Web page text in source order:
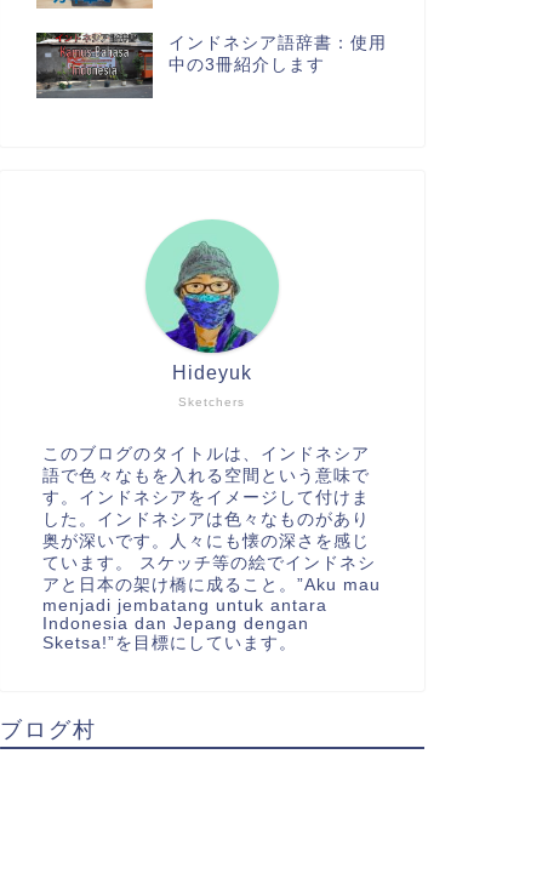
インドネシア語辞書：使用
中の3冊紹介します
Sketchers
Hideyuk
このブログのタイトルは、インドネシア
語で色々なもを入れる空間という意味で
す。インドネシアをイメージして付けま
した。インドネシアは色々なものがあり
奥が深いです。人々にも懐の深さを感じ
ています。 スケッチ等の絵でインドネシ
アと日本の架け橋に成ること。”Aku mau
menjadi jembatang untuk antara
Indonesia dan Jepang dengan
Sketsa!”を目標にしています。
ブログ村